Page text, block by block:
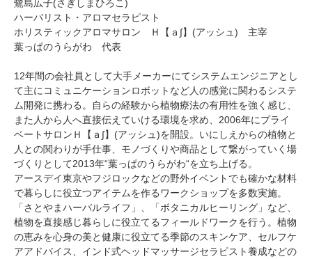
鷺島広子(さぎしまひろこ)
ハーバリスト・アロマセラピスト
ホリスティックアロマサロン Ｈ【ａ∫】(アッシュ) 主宰
葉っぱのうらがわ 代表
12年間の会社員として大手メーカーにてシステムエンジニアとし
て主にコミュニケーションロボットなど人の感覚に関わるシステ
ム開発に携わる。自らの経験から植物療法の有用性を強く感じ、
また人から人へ直接伝えていける環境を求め、2006年にプライ
ベートサロンＨ【ａ∫】(アッシュ)を開設。いにしえからの植物と
人との関わりが手仕事、モノづくりや商品として繋がっていく場
づくりとして2013年“葉っぱのうらがわ“を立ち上げる。
アースデイ東京やフジロックなどの野外イベントでも確かな材料
で暮らしに役立つアイテムを作るワークショップを多数実施。
「さとやまハーバルライフ」、「ボタニカルヒーリング」など、
植物を直接感じ暮らしに役立てるフィールドワークを行う。植物
の恵みを心身の美と健康に役立てる季節のスキンケア、セルフケ
アアドバイス、インド式ヘッドマッサージセラピスト養成などの